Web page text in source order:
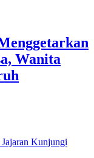
Wanita
Kunjungi